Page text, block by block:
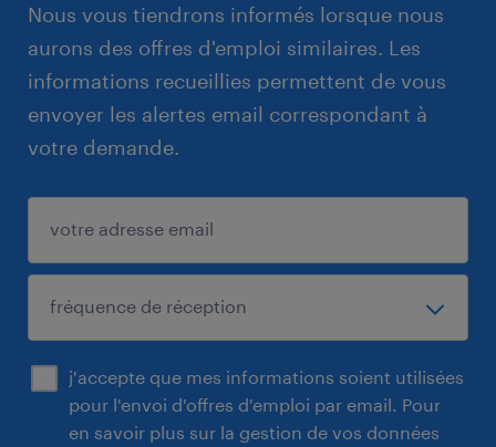
Nous vous tiendrons informés lorsque nous
aurons des offres d'emploi similaires. Les
informations recueillies permettent de vous
envoyer les alertes email correspondant à
votre demande.
j'accepte que mes informations soient utilisées
pour l'envoi d'offres d'emploi par email. Pour
en savoir plus sur la gestion de vos données